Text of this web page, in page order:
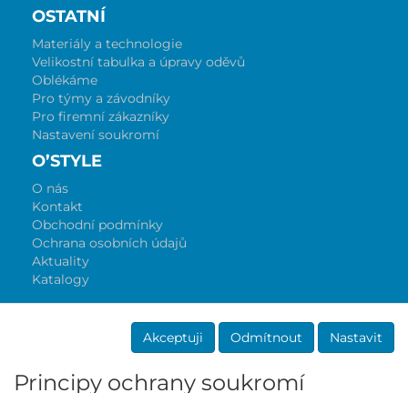
OSTATNÍ
Materiály a technologie
Velikostní tabulka a úpravy oděvů
Oblékáme
Pro týmy a závodníky
Pro firemní zákazníky
Nastavení soukromí
O’STYLE
O nás
Kontakt
Obchodní podmínky
Ochrana osobních údajů
Aktuality
Katalogy
Akceptuji Odmítnout Nastavit
Principy ochrany soukromí